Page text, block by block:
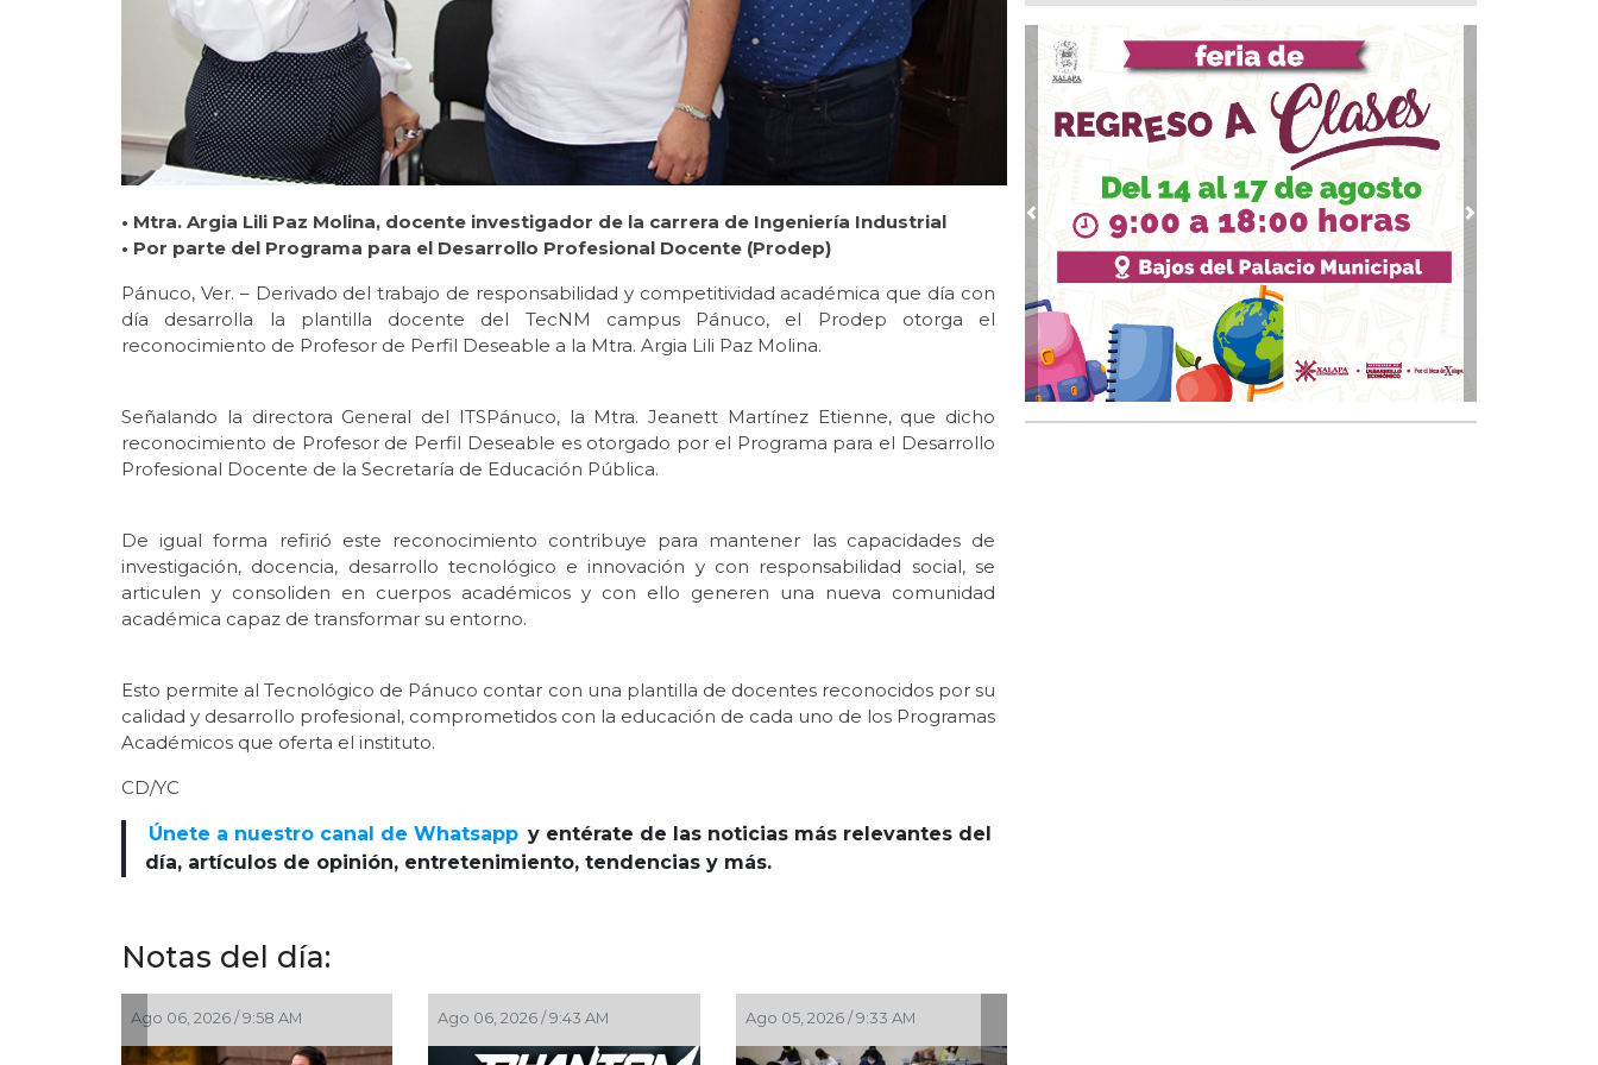
• Mtra. Argia Lili Paz Molina, docente investigador de la carrera de Ingeniería Industrial
• Por parte del Programa para el Desarrollo Profesional Docente (Prodep)
Pánuco, Ver. – Derivado del trabajo de responsabilidad y competitividad académica que día con
día desarrolla la plantilla docente del TecNM campus Pánuco, el Prodep otorga el
reconocimiento de Profesor de Perfil Deseable a la Mtra. Argia Lili Paz Molina.
Señalando la directora General del ITSPánuco, la Mtra. Jeanett Martínez Etienne, que dicho
reconocimiento de Profesor de Perfil Deseable es otorgado por el Programa para el Desarrollo
Profesional Docente de la Secretaría de Educación Pública.
De igual forma refirió este reconocimiento contribuye para mantener las capacidades de
investigación, docencia, desarrollo tecnológico e innovación y con responsabilidad social, se
articulen y consoliden en cuerpos académicos y con ello generen una nueva comunidad
académica capaz de transformar su entorno.
Esto permite al Tecnológico de Pánuco contar con una plantilla de docentes reconocidos por su
calidad y desarrollo profesional, comprometidos con la educación de cada uno de los Programas
Académicos que oferta el instituto.
CD/YC
Únete a nuestro canal de Whatsapp y entérate de las noticias más relevantes del
día, artículos de opinión, entretenimiento, tendencias y más.
Notas del día:
Ago 06, 2026 / 9:43 AM Ago 05, 2026 / 9:33 AM Ago 03, 2026 / 11:00 AM
Ago 07, 2026 / 23:44
¡La fiesta comenzó! Coatzacoalcos vibra con
Manuel Turizo y Nicho Hinojosa en el Festival del
Ago 07, 2026 / 23:36
En marcha trabajos de rehabilitación en avenida
20 de Noviembre; habrá reducción a un carril
Ago 07, 2026 / 22:31
San Andrés Tuxtla alista su Festival Internacional
de Globos de Papel
Ago 07, 2026 / 20:42
Alcalde Samuel Acosta inaugura la calle
Bugambilias en El Tejar
Previous Next